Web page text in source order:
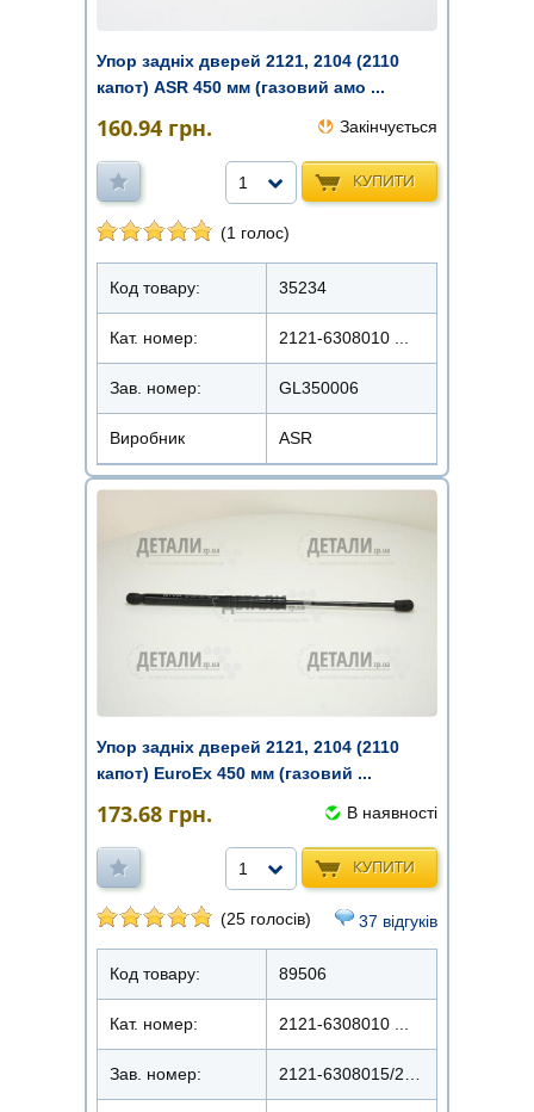
Упор задніх дверей 2121, 2104 (2110
капот) ASR 450 мм (газовий амо ...
160.94 грн. Закінчується
КУПИТИ
1
(1 голос)
Код товару: 35234
Кат. номер: 2121-6308010 ...
Зав. номер: GL350006
Виробник ASR
Упор задніх дверей 2121, 2104 (2110
капот) EuroEx 450 мм (газовий ...
173.68 грн. В наявності
КУПИТИ
1
(25 голосів) 37 відгуків
Код товару: 89506
Кат. номер: 2121-6308010 ...
Зав. номер: